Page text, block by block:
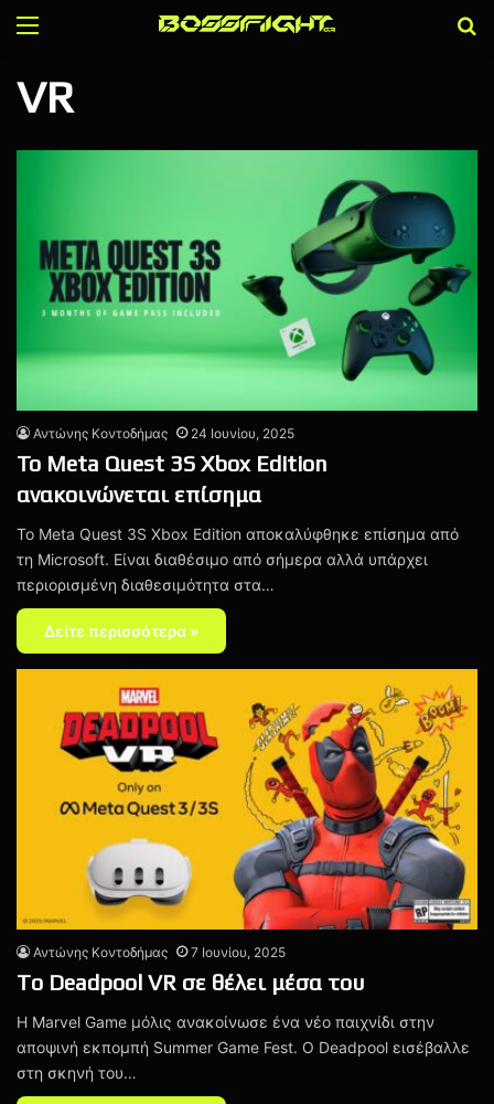
Menu
VR
Αντώνης Κοντοδήμας 24 Ιουνίου, 2025
Το Meta Quest 3S Xbox Edition
ανακοινώνεται επίσημα
Το Meta Quest 3S Xbox Edition αποκαλύφθηκε επίσημα από
τη Microsoft. Είναι διαθέσιμο από σήμερα αλλά υπάρχει
περιορισμένη διαθεσιμότητα στα…
Δείτε περισσότερα »
Αντώνης Κοντοδήμας 7 Ιουνίου, 2025
To Deadpool VR σε θέλει μέσα του
Η Marvel Game μόλις ανακοίνωσε ένα νέο παιχνίδι στην
αποψινή εκπομπή Summer Game Fest. Ο Deadpool εισέβαλλε
στη σκηνή του…